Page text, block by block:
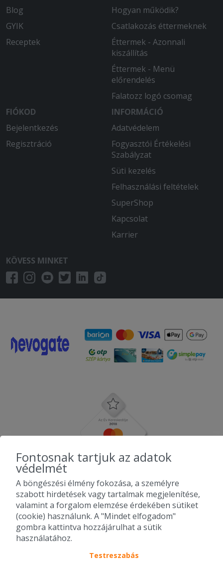
Blog
GYIK
Receptek
Hogyan működik?
Csatlakozás éttermeknek
Éttermek - Azonnali
kiszállítás
Éttermek - Menü
előrendelés
Falatozz logó csomag
FIÓKOD
Bejelentkezés
Regisztráció
INFORMÁCIÓ
Adatvédelem
Fogyasztói Értékelési
Szabályzat
Süti kezelés
Felhasználási feltételek
SuperShop
Kapcsolat
Karrier
KÖVESS MINKET
2010-2026 Copyright - Falatozz.hu - Diston-line Kft.
Fontosnak tartjuk az adatok
védelmét
A böngészési élmény fokozása, a személyre
szabott hirdetések vagy tartalmak megjelenítése,
valamint a forgalom elemzése érdekében sütiket
(cookie) használunk. A "Mindet elfogadom"
gombra kattintva hozzájárulhat a sütik
használatához.
Testreszabás